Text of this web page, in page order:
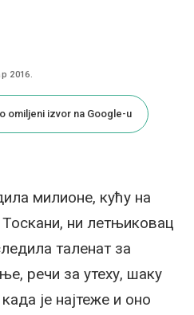
2016.
omiljeni izvor na Google-u
милионе, кућу на
ни летњиковац
таленат за
речи за утеху, шаку
је најтеже и оно